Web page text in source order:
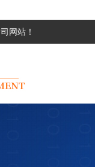
网站！